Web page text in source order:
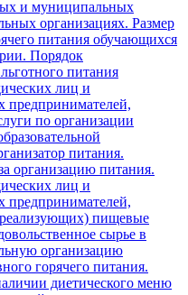
и муниципальных
организациях. Размер
питания обучающихся
Порядок
питания
лиц и
предпринимателей,
по организации
питания.
организацию питания.
лиц и
предпринимателей,
пищевые
сырье в
организацию
горячего питания.
диетического меню